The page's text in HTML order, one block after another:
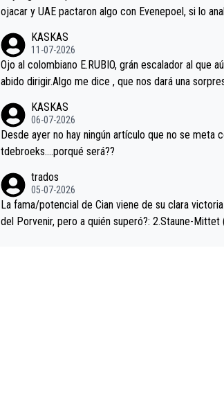
ojacar y UAE pactaron algo con Evenepoel, si lo
casi sin pedalear, luego está el saludo con
la mano de una manera muy fraternal, más allá de
oques en el hombro con que saludaba a Vingegard.
o aprieta, a ver si por querer poner a Del Toro con
n posición de podio UAE y Pojacar se van
KASKAS
11-07-2026
Ojo al colombiano E.RUBIO, grán escalador al que
abido dirigir.Algo me dice , que nos dará una
KASKAS
06-07-2026
Desde ayer no hay ningún artículo que no se meta con
tdebroeks….porqué será??
trados
05-07-2026
La fama/potencial de Cian viene de su clara
del Porvenir, pero a quién superó?: 2.Staune-Mittet